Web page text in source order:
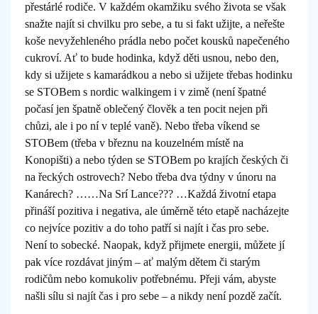
přestárlé rodiče. V každém okamžiku svého života se však
snažte najít si chvilku pro sebe, a tu si fakt užijte, a neřešte
koše nevyžehleného prádla nebo počet kousků napečeného
cukroví. Ať to bude hodinka, když děti usnou, nebo den,
kdy si užijete s kamarádkou a nebo si užijete třebas hodinku
se STOBem s nordic walkingem i v zimě (není špatné
počasí jen špatně oblečený člověk a ten pocit nejen při
chůzi, ale i po ní v teplé vaně). Nebo třeba víkend se
STOBem (třeba v březnu na kouzelném místě na
Konopišti) a nebo týden se STOBem po krajích českých či
na řeckých ostrovech? Nebo třeba dva týdny v únoru na
Kanárech? ……Na Srí Lance??? …Každá životní etapa
přináší pozitiva i negativa, ale úměrně této etapě nacházejte
co nejvíce pozitiv a do toho patří si najít i čas pro sebe.
Není to sobecké. Naopak, když přijmete energii, můžete jí
pak více rozdávat jiným – ať malým dětem či starým
rodičům nebo komukoliv potřebnému. Přeji vám, abyste
našli sílu si najít čas i pro sebe – a nikdy není pozdě začít.